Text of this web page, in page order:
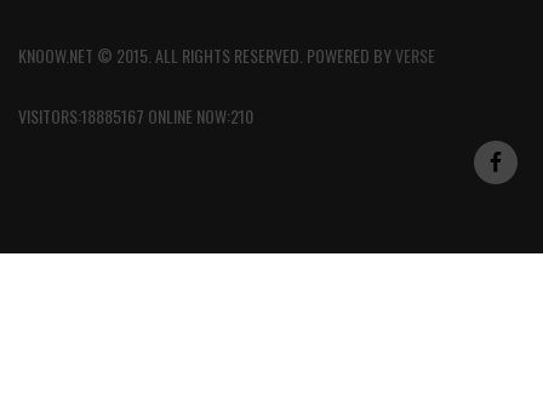
KNOOW.NET © 2015. ALL RIGHTS RESERVED. POWERED BYVERSE
VISITORS:18885167 ONLINE NOW:210